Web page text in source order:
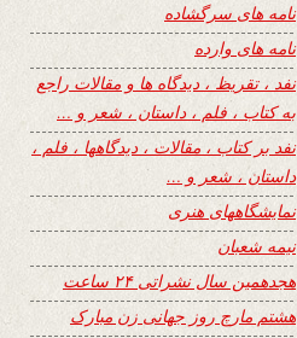
نامه های سرگشاده
نامه های وارده
نفد ، تقریظ ، دیدگاه ها و مقالات راجع
به کتاب ، فلم ، داستان ، شعر و …
نفد بر کتاب ، مقالات ، دیدگاهها ، فلم ،
داستان ، شعر و …
نمایشگاههای هنری
نیمه شعبان
هجدهمین سال نشراتی ۲۴ ساعت
هشتم مارچ روز جهانی زن مبارک